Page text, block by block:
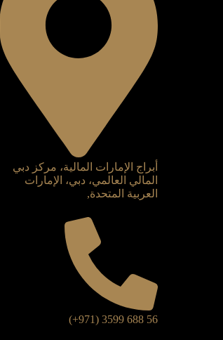
أبراج الإمارات المالية، مركز دبي
المالي العالمي، دبي، الإمارات
العربية المتحدة,
56 688 3599 (971+)